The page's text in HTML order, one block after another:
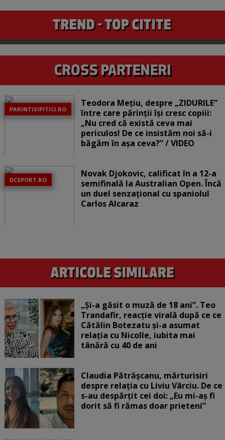
PARINTISIPITICI.RO
Teodora Mețiu, despre „ZIDURILE”
între care părinții își cresc copiii:
„Nu cred că există ceva mai
periculos! De ce insistăm noi să-i
băgăm în așa ceva?” / VIDEO
DCSPORT.RO
Novak Djokovic, calificat în a 12-a
semifinală la Australian Open. Încă
un duel senzațional cu spaniolul
Carlos Alcaraz
„Și-a găsit o muză de 18 ani”. Teo
Trandafir, reacție virală după ce ce
Cătălin Botezatu și-a asumat
relația cu Nicolle, iubita mai
tânără cu 40 de ani
Claudia Pătrășcanu, mărturisiri
despre relația cu Liviu Vârciu. De ce
s-au despărțit cei doi: „Eu mi-aș fi
dorit să fi rămas doar prieteni”